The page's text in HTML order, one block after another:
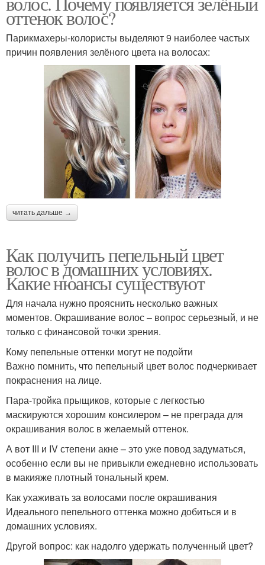
оттенок волос?
Парикмахеры-колористы выделяют 9 наиболее частых
причин появления зелёного цвета на волосах:
читать дальше →
Как получить пепельный цвет
волос в домашних условиях.
Какие нюансы существуют
Для начала нужно прояснить несколько важных
моментов. Окрашивание волос – вопрос серьезный, и не
только с финансовой точки зрения.
Кому пепельные оттенки могут не подойти
Важно помнить, что пепельный цвет волос подчеркивает
покраснения на лице.
Пара-тройка прыщиков, которые с легкостью
маскируются хорошим консилером – не преграда для
окрашивания волос в желаемый оттенок.
А вот III и IV степени акне – это уже повод задуматься,
особенно если вы не привыкли ежедневно использовать
в макияже плотный тональный крем.
Как ухаживать за волосами после окрашивания
Идеального пепельного оттенка можно добиться и в
домашних условиях.
Другой вопрос: как надолго удержать полученный цвет?